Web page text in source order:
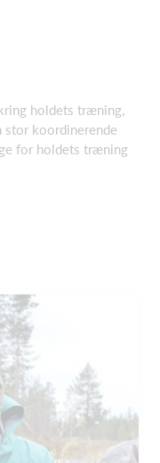
holdets træning,
stor koordinerende
for holdets træning